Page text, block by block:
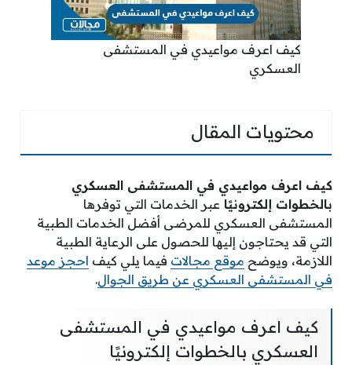
كيف اعرف مواعيدي في المستشفى
العسكري
محتويات المقال
كيف اعرف مواعيدي في المستشفى العسكري
بالخطوات إلكترونيًا عبر الخدمات التي توفرها
المستشفى العسكري للمرضى أفضل الخدمات الطبية
التي قد يحتاجون إليها للحصول على الرعاية الطبية
اللازمة، ويوضح موقع مجالات فيما يلي كيف احجز موعد
في المستشفى العسكري عن طريق الجوال.
كيف اعرف مواعيدي في المستشفى
العسكري بالخطوات إلكترونيًا